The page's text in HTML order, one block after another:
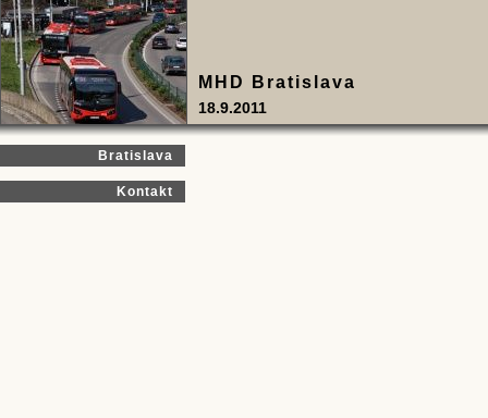
MHD Bratislava
18.9.2011
Bratislava
Kontakt